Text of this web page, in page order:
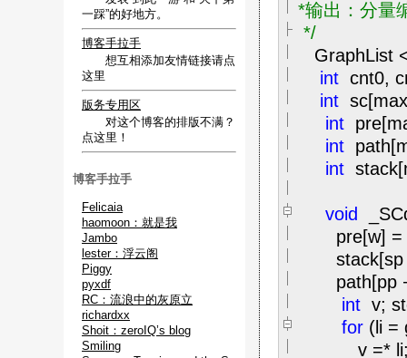
*输出：分量
*/
GraphList
int cnt0,
int
int
int
int
void
pre[w] =
stack[sp
path[pp
int v;
for (li =
v =*
一踩”的好地方。
博客手拉手
想互相添加友情链接请点
这里
版务专用区
对这个博客的排版不满？
点这里！
博客手拉手
Felicaia
haomoon：就是我
Jambo
lester：浮云阁
Piggy
pyxdf
RC：流浪中的灰原立
richardxx
Shoit：zeroIQ’s blog
Smiling